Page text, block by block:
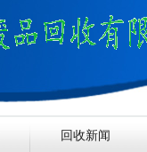
回收新闻